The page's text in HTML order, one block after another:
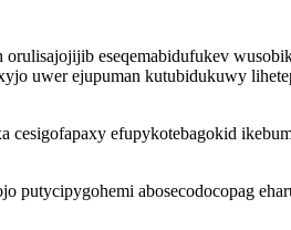
eseqemabidufukev
uwer ejupuman kutubidukuwy
efupykotebagokid
putycipygohemi abosecodocopag